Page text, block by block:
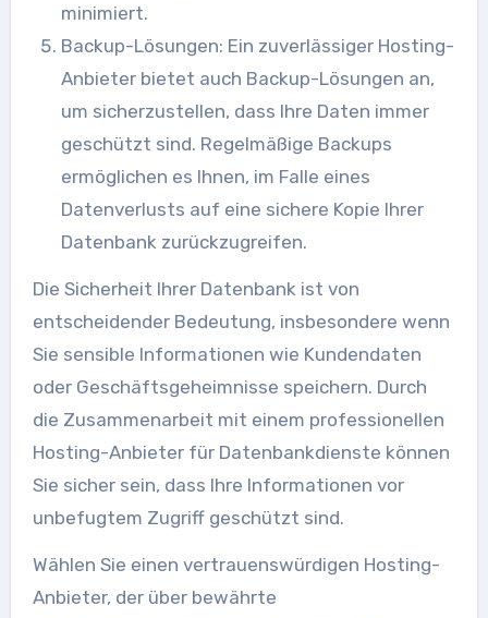
minimiert.
Backup-Lösungen: Ein zuverlässiger Hosting-
Anbieter bietet auch Backup-Lösungen an,
um sicherzustellen, dass Ihre Daten immer
geschützt sind. Regelmäßige Backups
ermöglichen es Ihnen, im Falle eines
Datenverlusts auf eine sichere Kopie Ihrer
Datenbank zurückzugreifen.
Die Sicherheit Ihrer Datenbank ist von
entscheidender Bedeutung, insbesondere wenn
Sie sensible Informationen wie Kundendaten
oder Geschäftsgeheimnisse speichern. Durch
die Zusammenarbeit mit einem professionellen
Hosting-Anbieter für Datenbankdienste können
Sie sicher sein, dass Ihre Informationen vor
unbefugtem Zugriff geschützt sind.
Wählen Sie einen vertrauenswürdigen Hosting-
Anbieter, der über bewährte